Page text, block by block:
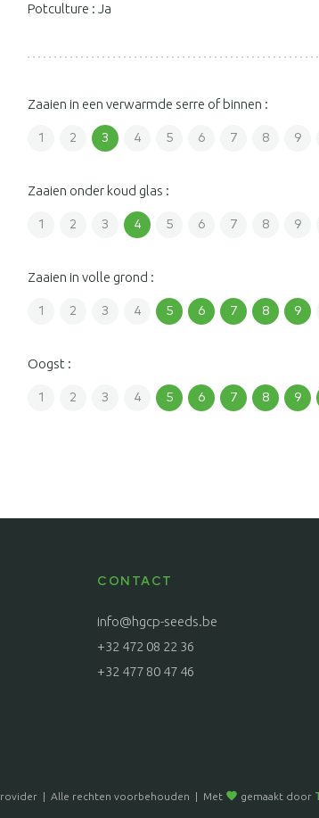
Potculture : Ja
Zaaien in een verwarmde serre of binnen :
1 2 3 4 5 6 7 8 9
Zaaien onder koud glas :
1 2 3 4 5 6 7 8 9
Zaaien in volle grond :
1 2 3 4 5 6 7 8 9
Oogst :
1 2 3 4 5 6 7 8 9
CONTACT
info@hgcp-seeds.be
+32 472 08 22 36
+32 477 80 47 46
Alle rechten voorbehouden Met gemaakt door